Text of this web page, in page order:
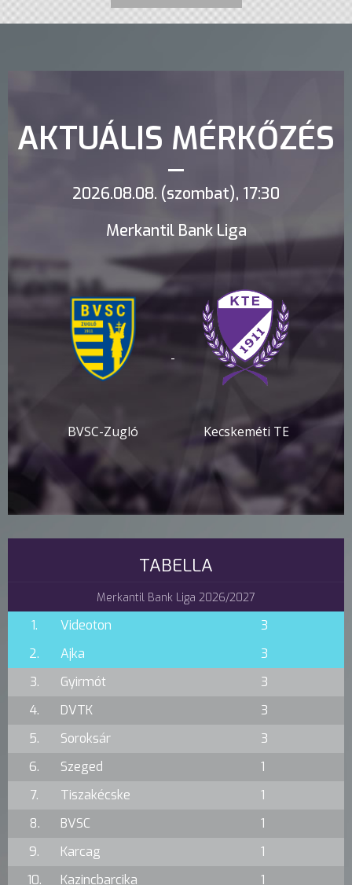
AKTUÁLIS MÉRKŐZÉS
2026.08.08. (szombat), 17:30
Merkantil Bank Liga
BVSC-Zugló
-
Kecskeméti TE
TABELLA
Merkantil Bank Liga 2026/2027
1. Videoton
3
2.
Ajka
3
3.
Gyirmót
3
4.
DVTK
3
5.
Soroksár
3
6.
Szeged
1
7.
Tiszakécske
1
8.
BVSC
1
9.
Karcag
1
10.
Kazincbarcika 1